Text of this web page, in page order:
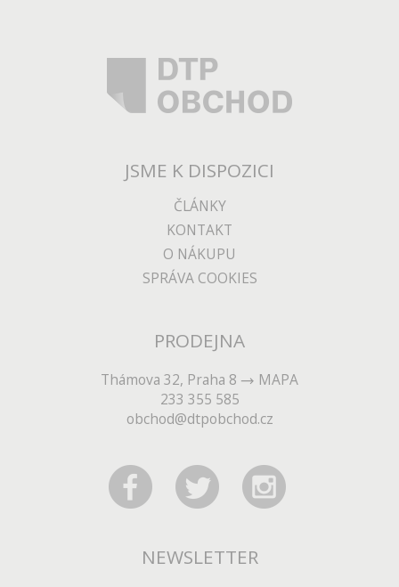
JSME K DISPOZICI
ČLÁNKY
KONTAKT
O NÁKUPU
SPRÁVA COOKIES
PRODEJNA
Thámova 32, Praha 8
MAPA
233 355 585
obchod@dtpobchod.cz
NEWSLETTER